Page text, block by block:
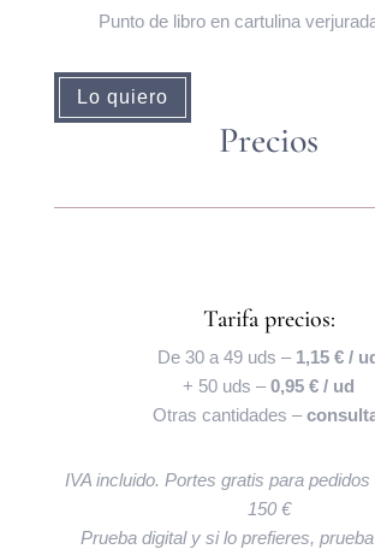
Punto de libro en cartulina
Lo quiero
Precios
Tarifa precios:
De 30 a 49 uds – 1,15 € /
+ 50 uds –0,95 € / ud
Otras cantidades –
IVA incluido. Portes gratis para
150 €
Prueba digital y si lo prefieres,